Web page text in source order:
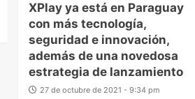
XPlay ya está en Paraguay
con más tecnología,
seguridad e innovación,
además de una novedosa
estrategia de lanzamiento
27 de octubre de 2021 - 9:34 pm